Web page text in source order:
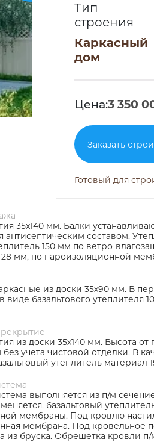
Тип
строения
Каркасный
дом
Цена:3 350
Заказать
Готовый для
35х140 мм. Балки
антисептическим составом.
150 мм по ветро-
28 мм, по пароизоляционной
из доски 35х90 мм. В
виде базальтового утеплителя
из доски 35х140 мм. Высота от
учета чистовой отделки. В
утеплитель материал
выполняется из п/м
базальтовый
мембраны. Под кровлю
мембрана. Под кровельное
из бруска. Обрешетка кровли